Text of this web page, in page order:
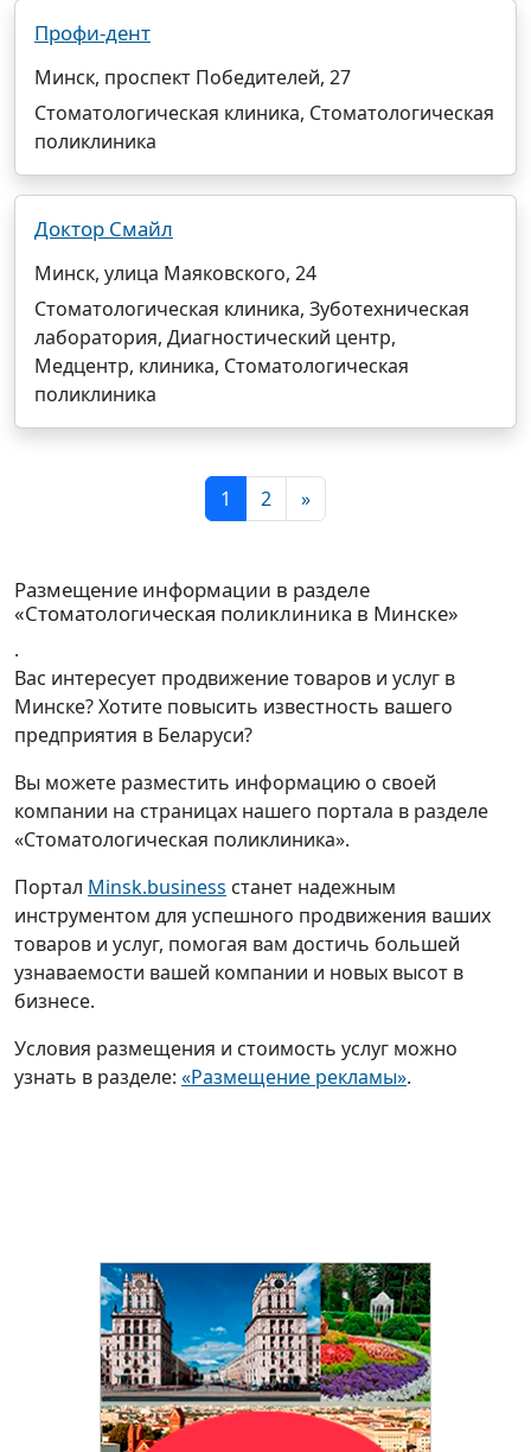
Профи-дент
Минск, проспект Победителей, 27
Стоматологическая клиника, Стоматологическая
поликлиника
Доктор Смайл
Минск, улица Маяковского, 24
Стоматологическая клиника, Зуботехническая
лаборатория, Диагностический центр,
Медцентр, клиника, Стоматологическая
поликлиника
1 2 »
Размещение информации в разделе
«Стоматологическая поликлиника в Минске»
.
Вас интересует продвижение товаров и услуг в
Минске? Хотите повысить известность вашего
предприятия в Беларуси?
Вы можете разместить информацию о своей
компании на страницах нашего портала в разделе
«Стоматологическая поликлиника».
Портал Minsk.business станет надежным
инструментом для успешного продвижения ваших
товаров и услуг, помогая вам достичь большей
узнаваемости вашей компании и новых высот в
бизнесе.
Условия размещения и стоимость услуг можно
узнать в разделе: «Размещение рекламы».